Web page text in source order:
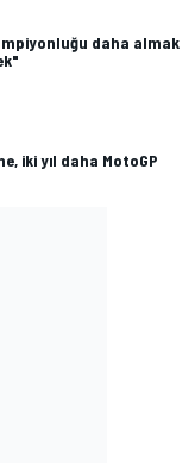
daha almak
iki yıl daha MotoGP